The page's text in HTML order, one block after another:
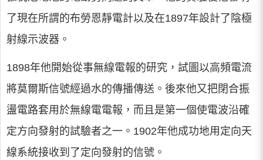
了現在所謂的布勞恩靜電計以及在1897年設計了陰極
射線示波器。
1898年他開始從事無線電報的研究，試圖以高頻電流
將莫爾斯信號經過水的傳播傳送。後來他又把閉合振
盪電路套用於無線電電報，而且是第一個使電波沿確
定方向發射的試驗者之一。1902年他成功地用定向天
線系統接收到了定向發射的信號。